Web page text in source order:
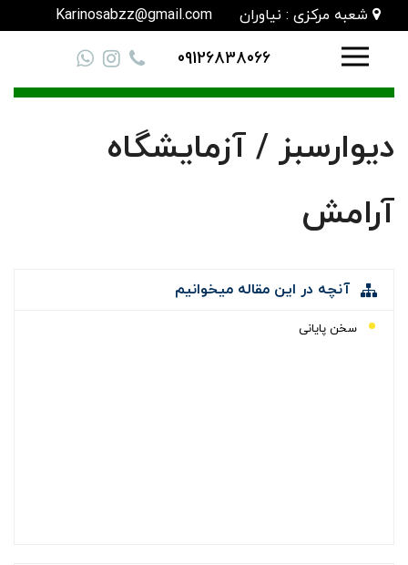
شعبه مرکزی : نیاوران Karinosabzz@gmail.com
09126838066
دیوارسبز / آزمایشگاه
آرامش
آنچه در این مقاله میخوانیم
سخن پایانی